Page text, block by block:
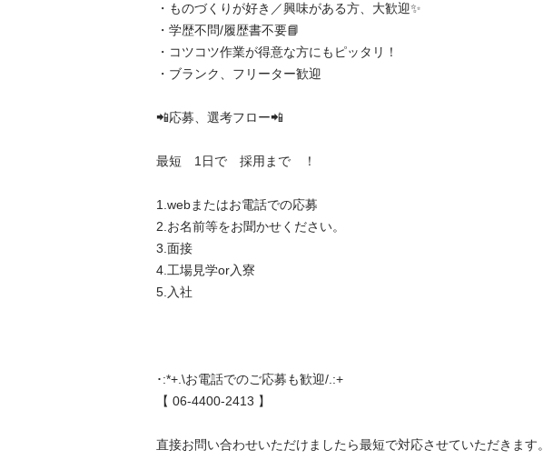
・ものづくりが好き／興味がある方、大歓迎✨
・学歴不問/履歴書不要📘
・コツコツ作業が得意な方にもピッタリ！
・ブランク、フリーター歓迎
📲応募、選考フロー📲
最短　1日で　採用まで　！
1.webまたはお電話での応募
2.お名前等をお聞かせください。
3.面接
4.工場見学or入寮
5.入社
･:*+.\お電話でのご応募も歓迎/.:+
【 06-4400-2413 】
直接お問い合わせいただけましたら最短で対応させていただきます。